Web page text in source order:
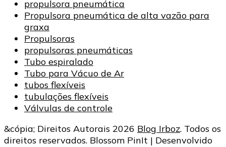
propulsora pneumática
Propulsora pneumática de alta vazão para
graxa
Propulsoras
propulsoras pneumáticas
Tubo espiralado
Tubo para Vácuo de Ar
tubos flexíveis
tubulações flexíveis
Válvulas de controle
&cópia; Direitos Autorais 2026 Blog Irboz. Todos os
direitos reservados. Blossom PinIt | Desenvolvido